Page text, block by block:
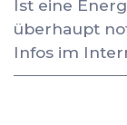
Ist eine
überhaupt
Infos im